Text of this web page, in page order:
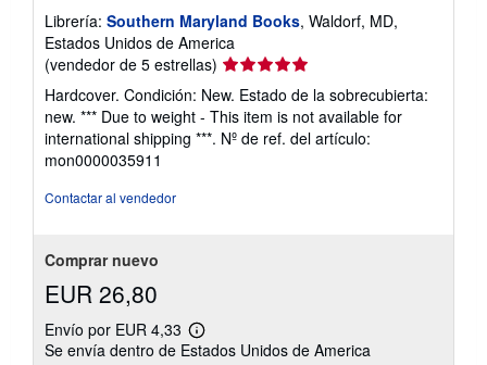
s
e
e
n
v
Librería: Southern Maryland Books, Waldorf, MD,
Estados Unidos de America
(vendedor de 5 estrellas) Calificación
del
vendedor:
5
de
Hardcover. Condición: New. Estado de la sobrecubierta:
new. *** Due to weight - This item is not available for
international shipping ***. Nº de ref. del artículo:
mon0000035911
Contactar al vendedor
Comprar nuevo
EUR 26,80
Envío por EUR 4,33
Más
información
Se envía dentro de Estados Unidos de America